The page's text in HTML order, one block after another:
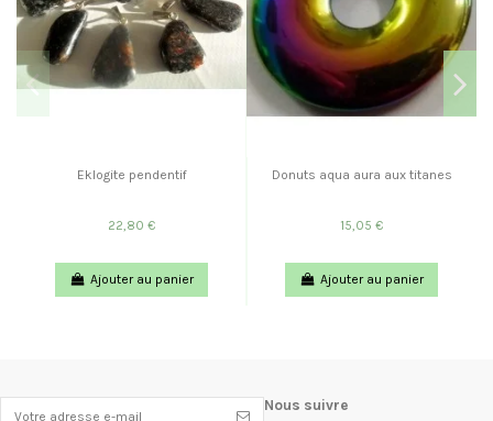
Eklogite pendentif
22,80 €
Ajouter au panier
Donuts aqua aura aux titanes
15,05 €
Ajouter au panier
Nous suivre